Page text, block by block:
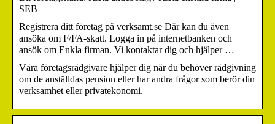
SEB
Registrera ditt företag på verksamt.se Där kan du även
ansöka om F/FA-skatt. Logga in på internetbanken och
ansök om Enkla firman. Vi kontaktar dig och hjälper …
Våra företagsrådgivare hjälper dig när du behöver rådgivning
om de anställdas pension eller har andra frågor som berör din
verksamhet eller privatekonomi.